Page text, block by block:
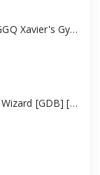
Mô hình Gundam Bandai HGGQ Xavier's Gyan Hakuji-Packs 1/144 [GDB] [BHG]
Mô hình Bandai 30MF Liber Wizard [GDB] [30MF]